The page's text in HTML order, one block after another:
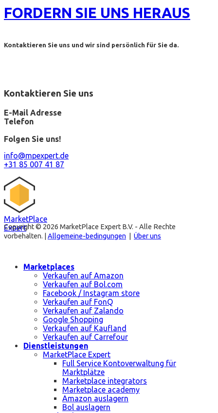
FORDERN SIE UNS HERAUS
Kontaktieren Sie uns und wir sind persönlich für Sie da.
Kontaktieren Sie uns
E-Mail Adresse
Telefon
Folgen Sie uns!
info@mpexpert.de
+31 85 007 41 87
MarketPlace
Expert
Copyright © 2026 MarketPlace Expert B.V. - Alle Rechte
vorbehalten. | Allgemeine-bedingungen Über uns
Marketplaces
Verkaufen auf Amazon
Verkaufen auf Bol.com
Facebook / Instagram store
Verkaufen auf FonQ
Verkaufen auf Zalando
Google Shopping
Verkaufen auf Kaufland
Verkaufen auf Carrefour
Dienstleistungen
MarketPlace Expert
Full Service Kontoverwaltung für
Marktplätze
Marketplace integrators
Marketplace academy
Amazon auslagern
Bol auslagern